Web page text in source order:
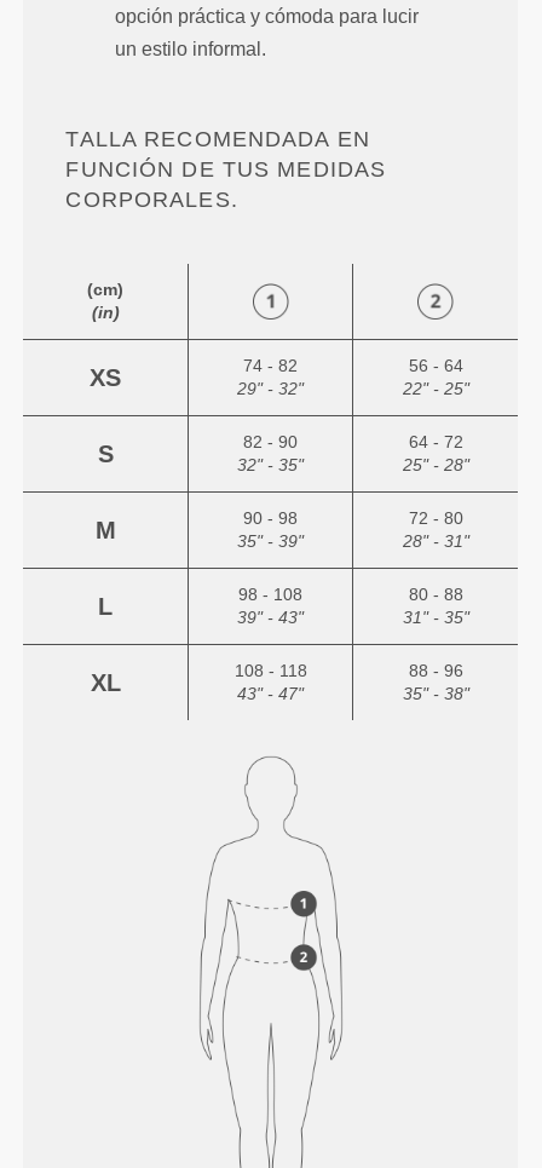
opción práctica y cómoda para lucir
un estilo informal.
TALLA RECOMENDADA EN
FUNCIÓN DE TUS MEDIDAS
CORPORALES.
(cm)
(in)
XS
74 - 82
29" - 32"
56 - 64
22" - 25"
S
82 - 90
32" - 35"
64 - 72
25" - 28"
M
90 - 98
35" - 39"
72 - 80
28" - 31"
L
98 - 108
39" - 43"
80 - 88
31" - 35"
XL
108 - 118
43" - 47"
88 - 96
35" - 38"